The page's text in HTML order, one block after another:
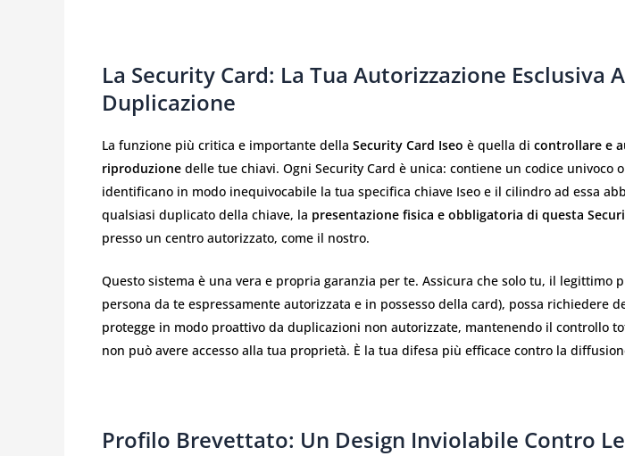
La Security Card: La Tua Autorizzazione Esclusiva
Duplicazione
La funzione più critica e importante della Security Card Iseo è quella di controllare e
riproduzione delle tue chiavi. Ogni Security Card è unica: contiene un codice univoco
identificano in modo inequivocabile la tua specifica chiave Iseo e il cilindro ad essa
qualsiasi duplicato della chiave, la presentazione fisica e obbligatoria di questa
presso un centro autorizzato, come il nostro.
Questo sistema è una vera e propria garanzia per te. Assicura che solo tu, il legittimo
persona da te espressamente autorizzata e in possesso della card), possa richiedere
protegge in modo proattivo da duplicazioni non autorizzate, mantenendo il controllo
non può avere accesso alla tua proprietà. È la tua difesa più efficace contro la
Profilo Brevettato: Un Design Inviolabile Contro